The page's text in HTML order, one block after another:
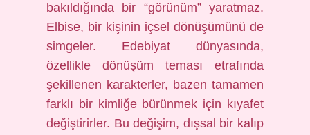
bakıldığında bir “görünüm” yaratmaz.
Elbise, bir kişinin içsel dönüşümünü de
simgeler. Edebiyat dünyasında,
özellikle dönüşüm teması etrafında
şekillenen karakterler, bazen tamamen
farklı bir kimliğe bürünmek için kıyafet
değiştirirler. Bu değişim, dışsal bir kalıp